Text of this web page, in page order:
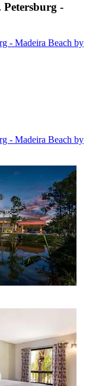
-
- Madeira Beach by
- Madeira Beach by